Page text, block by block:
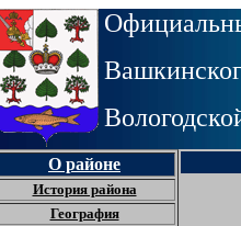
О районе
История района
География